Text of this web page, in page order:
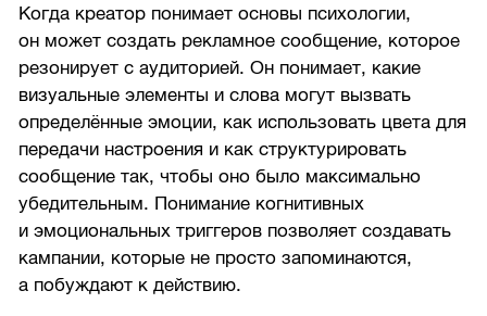
Когда креатор понимает основы психологии,
он может создать рекламное сообщение, которое
резонирует с аудиторией. Он понимает, какие
визуальные элементы и слова могут вызвать
определённые эмоции, как использовать цвета для
передачи настроения и как структурировать
сообщение так, чтобы оно было максимально
убедительным. Понимание когнитивных
и эмоциональных триггеров позволяет создавать
кампании, которые не просто запоминаются,
а побуждают к действию.